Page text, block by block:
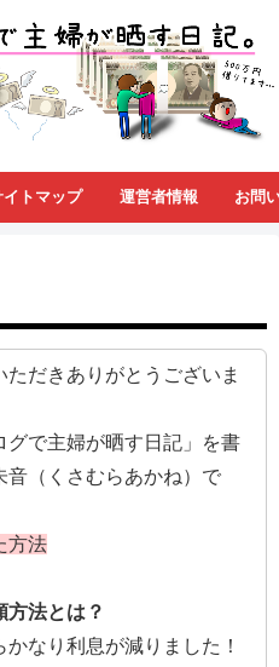
イトマップ 運営者情報 お問
ただきありがとうございま
グで主婦が晒す日記」を書
音（くさむらあかね）で
方法
法とは？
なり利息が減りました！